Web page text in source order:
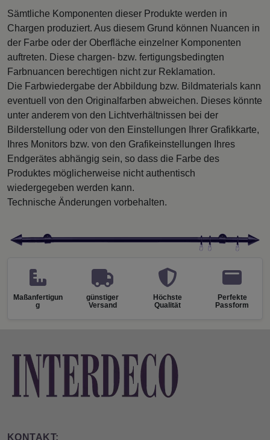
Sämtliche Komponenten dieser Produkte werden in
Chargen produziert. Aus diesem Grund können Nuancen in
der Farbe oder der Oberfläche einzelner Komponenten
auftreten. Diese chargen- bzw. fertigungsbedingten
Farbnuancen berechtigen nicht zur Reklamation.
Die Farbwiedergabe der Abbildung bzw. Bildmaterials kann
eventuell von den Originalfarben abweichen. Dieses könnte
unter anderem von den Lichtverhältnissen bei der
Bilderstellung oder von den Einstellungen Ihrer Grafikkarte,
Ihres Monitors bzw. von den Grafikeinstellungen Ihres
Endgerätes abhängig sein, so dass die Farbe des
Produktes möglicherweise nicht authentisch
wiedergegeben werden kann.
Technische Änderungen vorbehalten.
Maßanfertigun
g
günstiger
Versand
Höchste
Qualität
Perfekte
Passform
KONTAKT: